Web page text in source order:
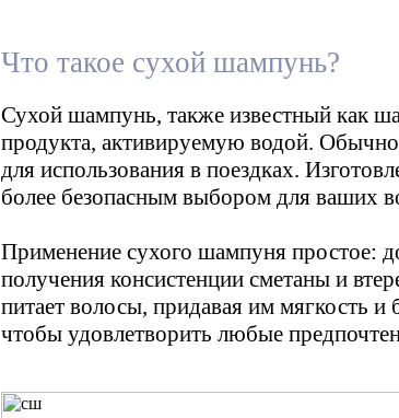
Что такое сухой шампунь?
Сухой шампунь, также известный как
продукта, активируемую водой.
для использования в поездках.
более безопасным выбором для ваших
Применение сухого шампуня простое:
получения консистенции сметаны и
питает волосы, придавая им мягкость
чтобы удовлетворить любые